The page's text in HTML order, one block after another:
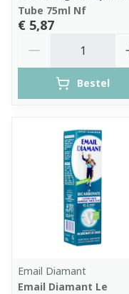
Tube 75ml Nf
€ 5,87
Bestel
Email Diamant
Email Diamant Le